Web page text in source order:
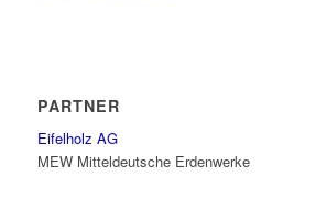
PARTNER
Eifelholz AG
MEW Mitteldeutsche Erdenwerke